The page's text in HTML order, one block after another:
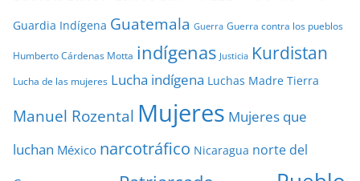
Guardia Indígena Guatemala Guerra Guerra contra los pueblos
Humberto Cárdenas Motta indígenas Justicia Kurdistan
Lucha de las mujeres Lucha indígena Luchas Madre Tierra
Manuel Rozental Mujeres Mujeres que
luchan México narcotráfico Nicaragua norte del